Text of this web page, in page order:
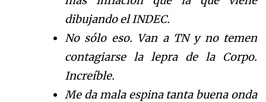
dibujando el INDEC.
No sólo eso. Van a TN y no temen
contagiarse la lepra de la Corpo.
Increíble.
Me da mala espina tanta buena onda